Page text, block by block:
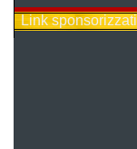
Link sponsorizzati